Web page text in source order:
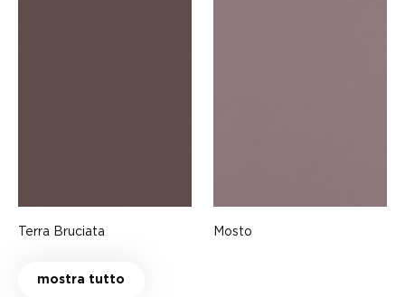
Terra Bruciata Mosto
mostra tutto